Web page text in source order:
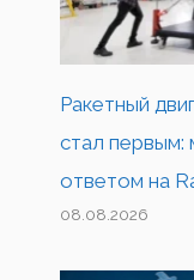
Ракетный
стал первым:
ответом на
08.08.2026